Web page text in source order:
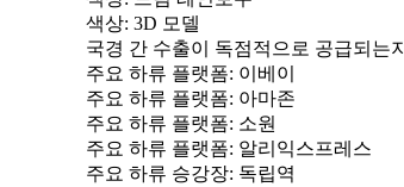
색상: 3D 모델
국경 간 수출이 독점적으로 공급되는지
주요 하류 플랫폼: 이베이
주요 하류 플랫폼: 아마존
주요 하류 플랫폼: 소원
주요 하류 플랫폼: 알리익스프레스
주요 하류 승강장: 독립역